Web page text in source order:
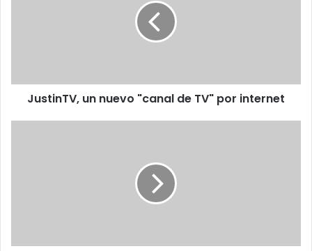
JustinTV, un nuevo "canal de TV" por internet